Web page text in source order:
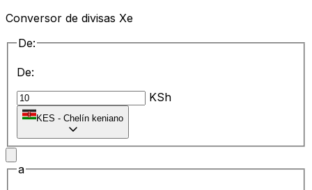
Conversor de divisas Xe
De:
De:
KSh
KES - Chelín keniano
a